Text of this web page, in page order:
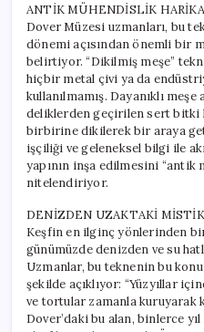
ANTİK MÜHENDİSLİK
Dover Müzesi uzmanları, bu
dönemi açısından önemli bir
belirtiyor. “Dikilmiş meşe”
hiçbir metal çivi ya da
kullanılmamış. Dayanıklı
deliklerden geçirilen sert
birbirine dikilerek bir araya
işçiliği ve geleneksel bilgi ile
yapının inşa edilmesini “antik
nitelendiriyor.
DENİZDEN UZAKTAKİ
Keşfin en ilginç yönlerinden
günümüzde denizden ve su
Uzmanlar, bu teknenin bu
şekilde açıklıyor: “Yüzyıllar
ve tortular zamanla kuruyarak
Dover’daki bu alan, binlerce